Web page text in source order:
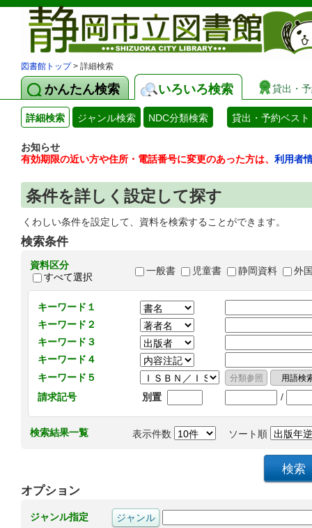
図書館トップ> 詳細検索
かんたん検索 いろいろ検索 貸出・
詳細検索 ジャンル検索 NDC分類検索 貸出・予約ベスト
お知らせ
有効期限の近い方や住所・電話番号に変更のあった方は、 利用者
条件を詳しく設定して探す
くわしい条件を設定して、資料を検索することができます。
検索条件
資料区分
すべて選択
一般書 児童書 静岡資料 外
キーワード１
キーワード２
キーワード３
キーワード４
キーワード５
請求記号
別置 /
検索結果一覧 表示件数 ソート順
オプション
ジャンル指定